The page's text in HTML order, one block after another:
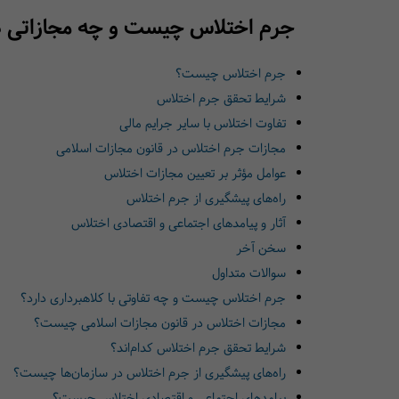
جرم اختلاس چیست و چه مجازاتی
جرم اختلاس چیست؟
شرایط تحقق جرم اختلاس
تفاوت اختلاس با سایر جرایم مالی
مجازات جرم اختلاس در قانون مجازات اسلامی
عوامل مؤثر بر تعیین مجازات اختلاس
راه‌های پیشگیری از جرم اختلاس
آثار و پیامدهای اجتماعی و اقتصادی اختلاس
سخن آخر
سوالات متداول
جرم اختلاس چیست و چه تفاوتی با کلاهبرداری دارد؟
مجازات اختلاس در قانون مجازات اسلامی چیست؟
شرایط تحقق جرم اختلاس کدام‌اند؟
راه‌های پیشگیری از جرم اختلاس در سازمان‌ها چیست؟